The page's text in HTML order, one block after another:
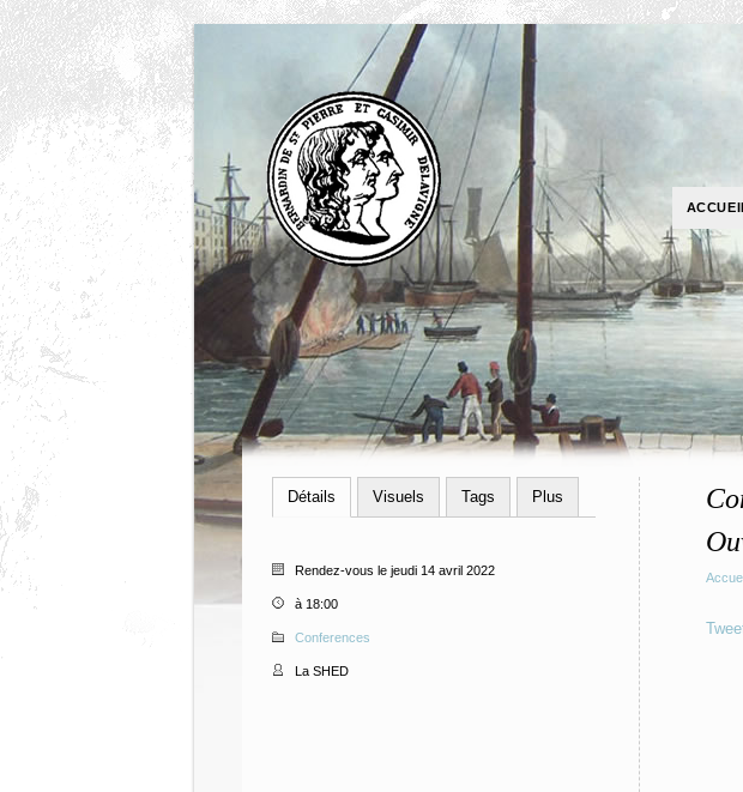
Détails Visuels Tags Plus
Rendez-vous le jeudi 14 avril 2022
à 18:00
Conferences
La SHED